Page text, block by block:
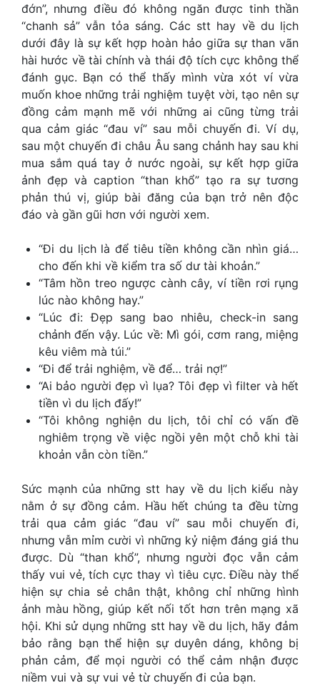
đớn”, nhưng điều đó không ngăn được tinh thần
“chanh sả” vẫn tỏa sáng. Các stt hay về du lịch
dưới đây là sự kết hợp hoàn hảo giữa sự than vãn
hài hước về tài chính và thái độ tích cực không thể
đánh gục. Bạn có thể thấy mình vừa xót ví vừa
muốn khoe những trải nghiệm tuyệt vời, tạo nên sự
đồng cảm mạnh mẽ với những ai cũng từng trải
qua cảm giác “đau ví” sau mỗi chuyến đi. Ví dụ,
sau một chuyến đi châu Âu sang chảnh hay sau khi
mua sắm quá tay ở nước ngoài, sự kết hợp giữa
ảnh đẹp và caption “than khổ” tạo ra sự tương
phản thú vị, giúp bài đăng của bạn trở nên độc
đáo và gần gũi hơn với người xem.
“Đi du lịch là để tiêu tiền không cần nhìn giá…
cho đến khi về kiểm tra số dư tài khoản.”
“Tâm hồn treo ngược cành cây, ví tiền rơi rụng
lúc nào không hay.”
“Lúc đi: Đẹp sang bao nhiêu, check-in sang
chảnh đến vậy. Lúc về: Mì gói, cơm rang, miệng
kêu viêm mà túi.”
“Đi để trải nghiệm, về để… trải nợ!”
“Ai bảo người đẹp vì lụa? Tôi đẹp vì filter và hết
tiền vì du lịch đấy!”
“Tôi không nghiện du lịch, tôi chỉ có vấn đề
nghiêm trọng về việc ngồi yên một chỗ khi tài
khoản vẫn còn tiền.”
Sức mạnh của những stt hay về du lịchkiểu này
nằm ở sự đồng cảm. Hầu hết chúng ta đều từng
trải qua cảm giác “đau ví” sau mỗi chuyến đi,
nhưng vẫn mỉm cười vì những kỷ niệm đáng giá thu
được. Dù “than khổ”, nhưng người đọc vẫn cảm
thấy vui vẻ, tích cực thay vì tiêu cực. Điều này thể
hiện sự chia sẻ chân thật, không chỉ những hình
ảnh màu hồng, giúp kết nối tốt hơn trên mạng xã
hội. Khi sử dụng những stt hay về du lịch, hãy đảm
bảo rằng bạn thể hiện sự duyên dáng, không bị
phản cảm, để mọi người có thể cảm nhận được
niềm vui và sự vui vẻ từ chuyến đi của bạn.